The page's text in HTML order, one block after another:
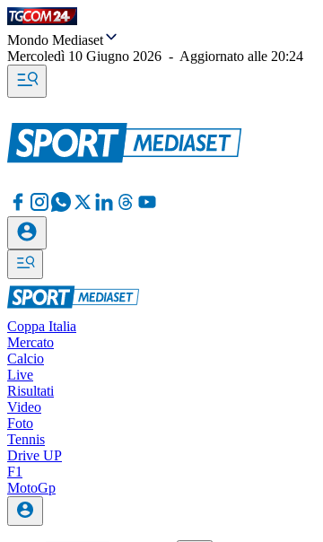
Mondo Mediaset
Mercoledì 10 Giugno 2026 - Aggiornato alle 20:24
Coppa Italia
Mercato
Calcio
Live
Risultati
Video
Foto
Tennis
Drive UP
F1
MotoGp